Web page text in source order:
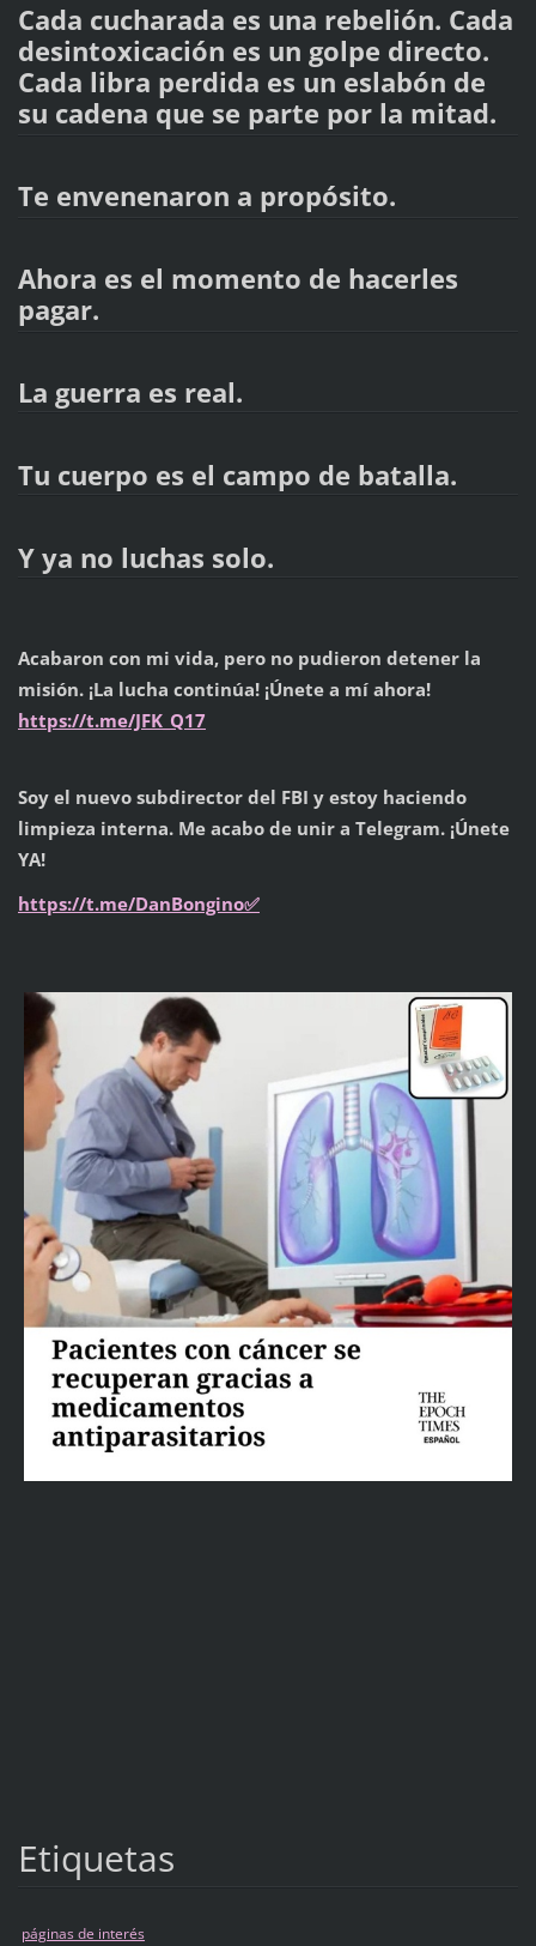
Cada cucharada es una rebelión. Cada
desintoxicación es un golpe directo.
Cada libra perdida es un eslabón de
su cadena que se parte por la mitad.
Te envenenaron a propósito.
Ahora es el momento de hacerles
pagar.
La guerra es real.
Tu cuerpo es el campo de batalla.
Y ya no luchas solo.
Acabaron con mi vida, pero no pudieron detener la
misión. ¡La lucha continúa! ¡Únete a mí ahora!
https://t.me/JFK_Q17
Soy el nuevo subdirector del FBI y estoy haciendo
limpieza interna. Me acabo de unir a Telegram. ¡Únete
YA!
https://t.me/DanBongino✅
Etiquetas
páginas de interés